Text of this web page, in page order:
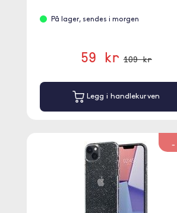
På lager, sendes i morgen
59 kr 109 kr
Legg i handlekurven
-